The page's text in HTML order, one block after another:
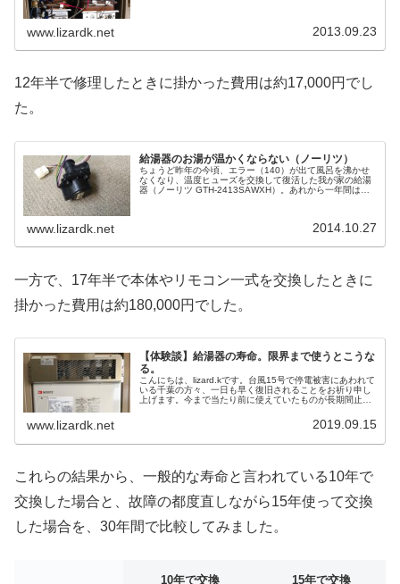
www.lizardk.net 2013.09.23
12年半で修理したときに掛かった費用は約17,000円でし
た。
給湯器のお湯が温かくならない（ノーリツ）
ちょうど昨年の今頃、エラー（140）が出て風呂を沸かせ
なくなり、温度ヒューズを交換して復活した我が家の給湯
器（ノーリツ GTH-2413SAWXH）。あれから一年間は問
www.lizardk.net 2014.10.27
一方で、17年半で本体やリモコン一式を交換したときに
掛かった費用は約180,000円でした。
【体験談】給湯器の寿命。限界まで使うとこうな
る。
こんにちは、lizard.kです。台風15号で停電被害にあわれて
いる千葉の方々、一日も早く復旧されることをお祈り申し
上げます。今まで当たり前に使えていたものが長期間止ま
www.lizardk.net 2019.09.15
これらの結果から、一般的な寿命と言われている10年で
交換した場合と、故障の都度直しながら15年使って交換
した場合を、30年間で比較してみました。
10年で交換 15年で交換